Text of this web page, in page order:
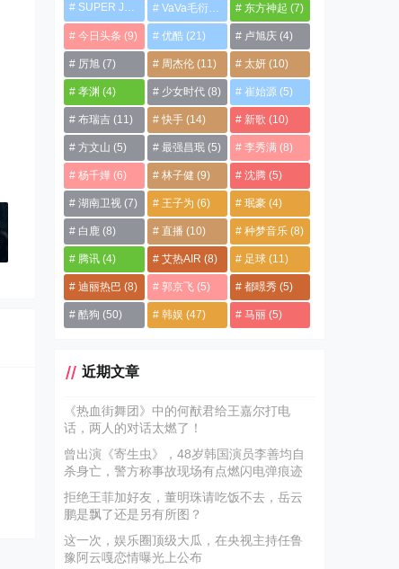
SUPER JUNIOR (4)
VaVa毛衍七 东方神起 (7)
今日头条 (9) 优酷(21) 卢旭庆(4)
厉旭 (7) 周杰伦(11) 太妍(10)
孝渊 (4) 少女时代(8) 崔始源(5)
布瑞吉 (11) 快手(14) 新歌 (10)
方文山 (5) 最强昌珉(5) 李秀满(8)
杨千嬅 (6) 林子健 (9) 沈腾(5)
湖南卫视 (7) 王子为 (6) 珉豪(4)
白鹿 (8) 直播(10) 种梦音乐(8)
腾讯 (4) 艾热AIR (8) 足球(11)
迪丽热巴 (8) 郭京飞(5) 都暻秀(5)
酷狗 (50) 韩娱 (47) 马丽(5)
近期文章
《热血街舞团》中的何猷君给王嘉尔打电
话，两人的对话太燃了！
曾出演《寄生虫》，48岁韩国演员李善均自
杀身亡，警方称事故现场有点燃闪电弹痕迹
拒绝王菲加好友，董明珠请吃饭不去，岳云
鹏是飘了还是另有所图？
这一次，娱乐圈顶级大瓜，在央视主持任鲁
豫阿云嘎恋情曝光上公布